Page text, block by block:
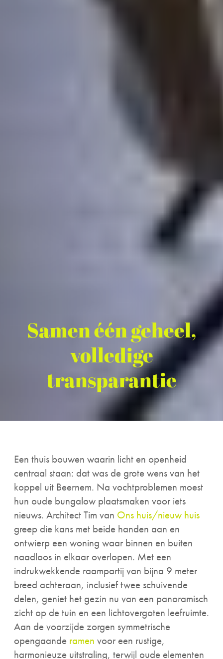
Samen één geheel,
volledige
transparantie
Een thuis bouwen waarin licht en openheid
centraal staan: dat was de grote wens van het
koppel uit Beernem. Na vochtproblemen moest
hun oude bungalow plaatsmaken voor iets
nieuws. Architect Tim van Ons huis/nieuw huis
greep die kans met beide handen aan en
ontwierp een woning waar binnen en buiten
naadloos in elkaar overlopen. Met een
indrukwekkende raampartij van bijna 9 meter
breed achteraan, inclusief twee schuivende
delen, geniet het gezin nu van een panoramisch
zicht op de tuin en een lichtovergoten leefruimte.
Aan de voorzijde zorgen symmetrische
opengaande ramen voor een rustige,
harmonieuze uitstraling, terwijl oude elementen